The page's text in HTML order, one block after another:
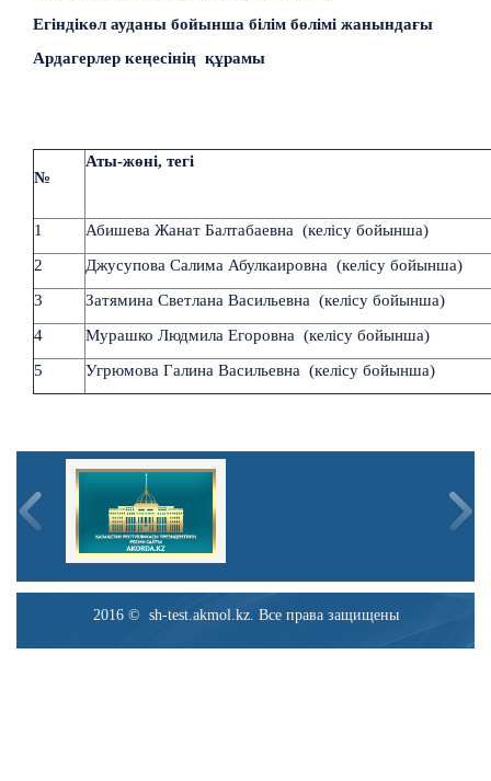
Егіндікөл ауданы бойынша білім бөлімі жанындағы
Ардагерлер кеңесінің құрамы
№
Аты-жөні, тегі
1
Абишева Жанат Балтабаевна (келісу бойынша)
2
Джусупова Салима Абулкаировна (келісу бойынша)
3
Затямина Светлана Васильевна (келісу бойынша)
4
Мурашко Людмила Егоровна (келісу бойынша)
5
Угрюмова Галина Васильевна (келісу бойынша)
2016 © sh-test.akmol.kz. Все права защищены